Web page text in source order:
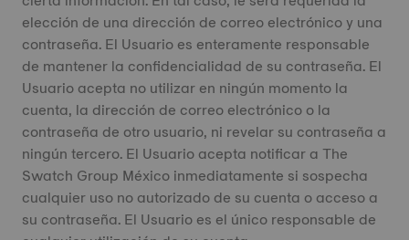
elección de una dirección de correo electrónico y una
contraseña. El Usuario es enteramente responsable
de mantener la confidencialidad de su contraseña. El
Usuario acepta no utilizar en ningún momento la
cuenta, la dirección de correo electrónico o la
contraseña de otro usuario, ni revelar su contraseña a
ningún tercero. El Usuario acepta notificar a The
Swatch Group México inmediatamente si sospecha
cualquier uso no autorizado de su cuenta o acceso a
su contraseña. El Usuario es el único responsable de